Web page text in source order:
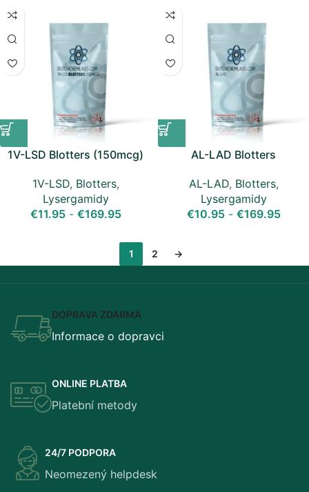
1V-LSD Blotters (150mcg)
1V-LSD, Blotters,
Lysergamidy
€11.95 - €169.95
AL-LAD Blotters
AL-LAD, Blotters,
Lysergamidy
€10.95 - €169.95
1 2 →
DOPRAVA ZDARMA
Informace o dopravci
ONLINE PLATBA
Platební metody
24/7 PODPORA
Neomezený helpdesk